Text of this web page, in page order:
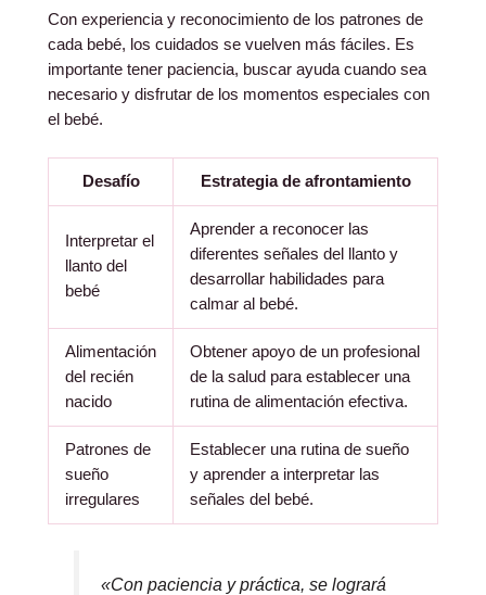
Con experiencia y reconocimiento de los patrones de
cada bebé, los cuidados se vuelven más fáciles. Es
importante tener paciencia, buscar ayuda cuando sea
necesario y disfrutar de los momentos especiales con
el bebé.
Desafío Estrategia de afrontamiento
Interpretar el
llanto del
bebé
Aprender a reconocer las
diferentes señales del llanto y
desarrollar habilidades para
calmar al bebé.
Alimentación
del recién
nacido
Obtener apoyo de un profesional
de la salud para establecer una
rutina de alimentación efectiva.
Patrones de
sueño
irregulares
Establecer una rutina de sueño
y aprender a interpretar las
señales del bebé.
«Con paciencia y práctica, se logrará